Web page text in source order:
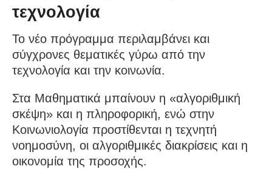
τεχνολογία
Το νέο πρόγραμμα περιλαμβάνει και
σύγχρονες θεματικές γύρω από την
τεχνολογία και την κοινωνία.
Στα Μαθηματικά μπαίνουν η «αλγοριθμική
σκέψη» και η πληροφορική, ενώ στην
Κοινωνιολογία προστίθενται η τεχνητή
νοημοσύνη, οι αλγοριθμικές διακρίσεις και η
οικονομία της προσοχής.